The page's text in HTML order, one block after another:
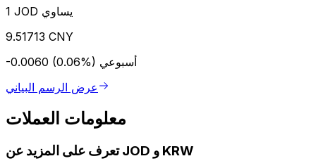
1 JOD يساوي
9.51713 CNY
-0.0060 (0.06%) أسبوعي
عرض الرسم البياني
معلومات العملات
تعرف على المزيد عن JOD و KRW